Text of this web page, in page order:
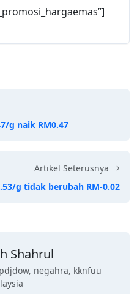
g naik RM0.47
Artikel Seterusnya
g tidak berubah RM-0.02
Shahrul
negahra, kknfuu